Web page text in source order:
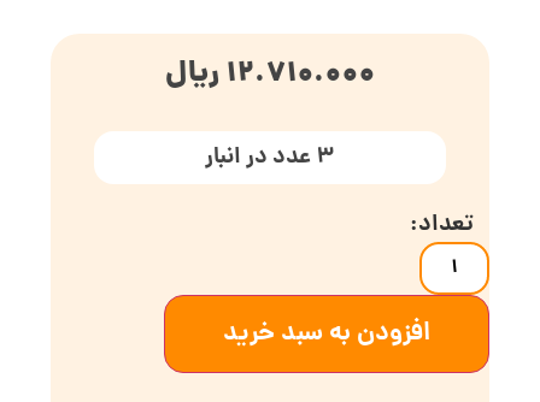
12.710.000 ریال
3 عدد در انبار
افزودن به سبد خرید